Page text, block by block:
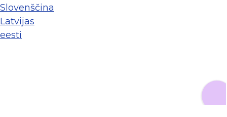
Slovenščina
Latvijas
eesti